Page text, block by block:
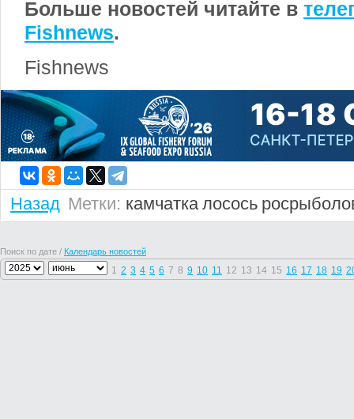
Больше новостей читайте в
Fishnews.
Fishnews
Назад Метки: камчатка лосось
Поиск по дате / Календарь новостей
1 2 3 4 5 6 7 8 9 10 11 12 13 14 15 16 17 18 19